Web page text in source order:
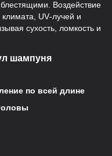
Воздействие
климата, UV‑лучей и
сухость, ломкость и
шампуня
по всей длине